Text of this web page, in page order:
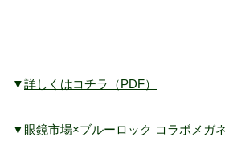
▼詳しくはコチラ（PDF）
▼ 眼鏡市場×ブルーロック コラボメガ